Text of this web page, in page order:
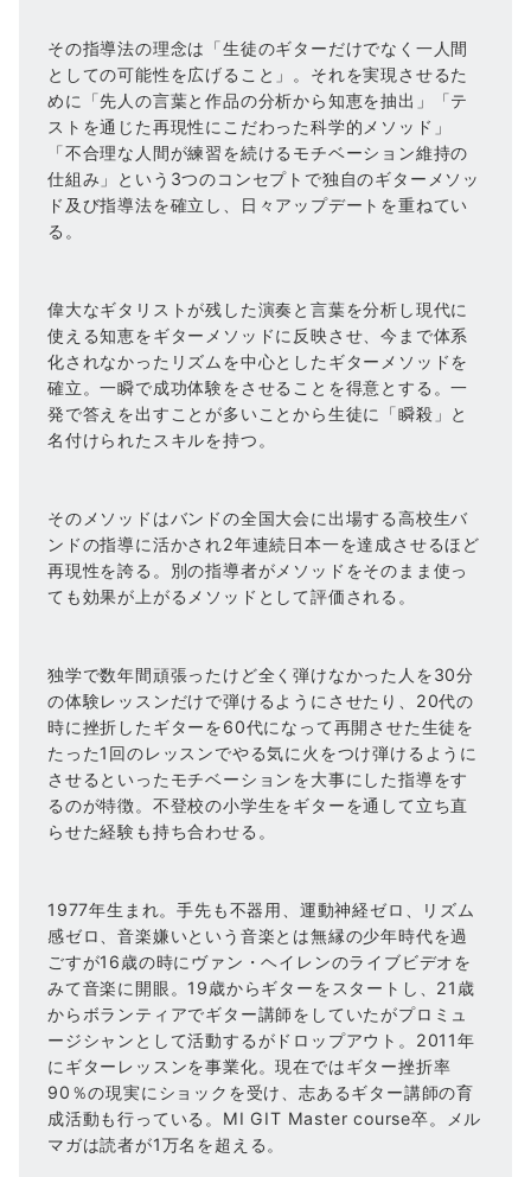
その指導法の理念は「生徒のギターだけでなく一人間
としての可能性を広げること」。それを実現させるた
めに「先人の言葉と作品の分析から知恵を抽出」「テ
ストを通じた再現性にこだわった科学的メソッド」
「不合理な人間が練習を続けるモチベーション維持の
仕組み」という3つのコンセプトで独自のギターメソッ
ド及び指導法を確立し、日々アップデートを重ねてい
る。
偉大なギタリストが残した演奏と言葉を分析し現代に
使える知恵をギターメソッドに反映させ、今まで体系
化されなかったリズムを中心としたギターメソッドを
確立。一瞬で成功体験をさせることを得意とする。一
発で答えを出すことが多いことから生徒に「瞬殺」と
名付けられたスキルを持つ。
そのメソッドはバンドの全国大会に出場する高校生バ
ンドの指導に活かされ2年連続日本一を達成させるほど
再現性を誇る。別の指導者がメソッドをそのまま使っ
ても効果が上がるメソッドとして評価される。
独学で数年間頑張ったけど全く弾けなかった人を30分
の体験レッスンだけで弾けるようにさせたり、20代の
時に挫折したギターを60代になって再開させた生徒を
たった1回のレッスンでやる気に火をつけ弾けるように
させるといったモチベーションを大事にした指導をす
るのが特徴。不登校の小学生をギターを通して立ち直
らせた経験も持ち合わせる。
1977年生まれ。手先も不器用、運動神経ゼロ、リズム
感ゼロ、音楽嫌いという音楽とは無縁の少年時代を過
ごすが16歳の時にヴァン・ヘイレンのライブビデオを
みて音楽に開眼。19歳からギターをスタートし、21歳
からボランティアでギター講師をしていたがプロミュ
ージシャンとして活動するがドロップアウト。2011年
にギターレッスンを事業化。現在ではギター挫折率
90％の現実にショックを受け、志あるギター講師の育
成活動も行っている。MI GIT Master course卒。メル
マガは読者が1万名を超える。